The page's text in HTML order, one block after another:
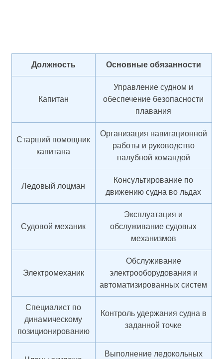
Должность Основные обязанности
Капитан
Управление судном и
обеспечение безопасности
плавания
Старший помощник
капитана
Организация навигационной
работы и руководство
палубной командой
Ледовый лоцман
Консультирование по
движению судна во льдах
Судовой механик
Эксплуатация и
обслуживание судовых
механизмов
Электромеханик
Обслуживание
электрооборудования и
автоматизированных систем
Специалист по
динамическому
позиционированию
Контроль удержания судна в
заданной точке
Выполнение ледокольных